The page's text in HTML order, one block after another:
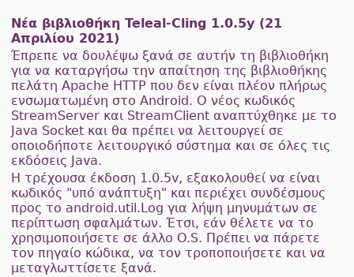
Νέα βιβλιοθήκη Teleal-Cling 1.0.5y (21
Απριλίου 2021)
Έπρεπε να δουλέψω ξανά σε αυτήν τη βιβλιοθήκη
για να καταργήσω την απαίτηση της βιβλιοθήκης
πελάτη Apache HTTP που δεν είναι πλέον πλήρως
ενσωματωμένη στο Android. Ο νέος κωδικός
StreamServer και StreamClient αναπτύχθηκε με το
Java Socket και θα πρέπει να λειτουργεί σε
οποιοδήποτε λειτουργικό σύστημα και σε όλες τις
εκδόσεις Java.
Η τρέχουσα έκδοση 1.0.5v, εξακολουθεί να είναι
κωδικός "υπό ανάπτυξη" και περιέχει συνδέσμους
προς το android.util.Log για λήψη μηνυμάτων σε
περίπτωση σφαλμάτων. Έτσι, εάν θέλετε να το
χρησιμοποιήσετε σε άλλο O.S. Πρέπει να πάρετε
τον πηγαίο κώδικα, να τον τροποποιήσετε και να
μεταγλωττίσετε ξανά.